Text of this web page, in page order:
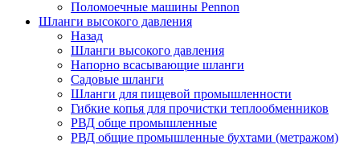
Поломоечные машины Pennon
Шланги высокого давления
Назад
Шланги высокого давления
Напорно всасывающие шланги
Садовые шланги
Шланги для пищевой промышленности
Гибкие копья для прочистки теплообменников
РВД обще промышленные
РВД общие промышленные бухтами (метражом)